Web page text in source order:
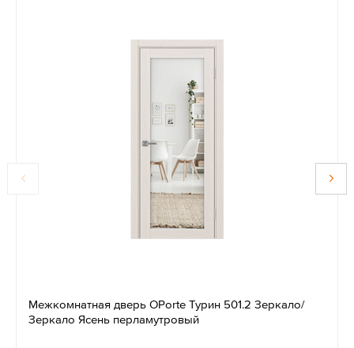
Межкомнатная дверь OPorte Турин 501.2 Зеркало/
Зеркало Ясень перламутровый